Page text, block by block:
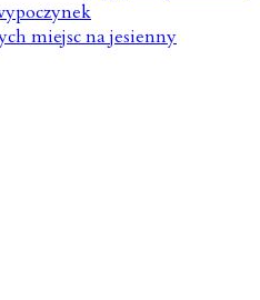
miejsc na jesienny